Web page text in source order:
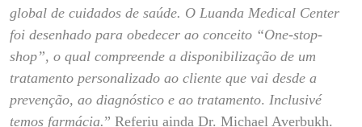
global de cuidados de saúde. O Luanda Medical Center
foi desenhado para obedecer ao conceito “One-stop-
shop”, o qual compreende a disponibilização de um
tratamento personalizado ao cliente que vai desde a
prevenção, ao diagnóstico e ao tratamento. Inclusivé
temos farmácia.” Referiu ainda Dr. Michael Averbukh.